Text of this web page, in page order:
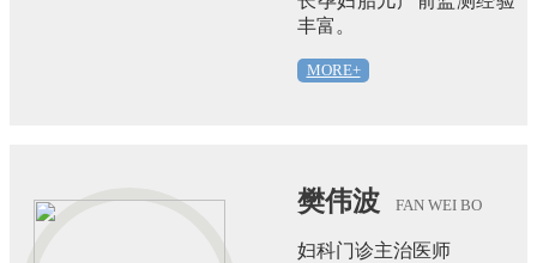
丰富。
MORE+
樊伟波 FAN WEI BO
妇科门诊主治医师